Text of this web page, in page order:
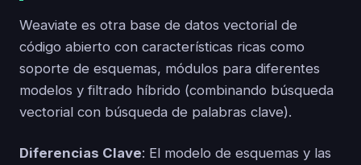
Weaviate es otra base de datos vectorial de
código abierto con características ricas como
soporte de esquemas, módulos para diferentes
modelos y filtrado híbrido (combinando búsqueda
vectorial con búsqueda de palabras clave).
Diferencias Clave: El modelo de esquemas y las